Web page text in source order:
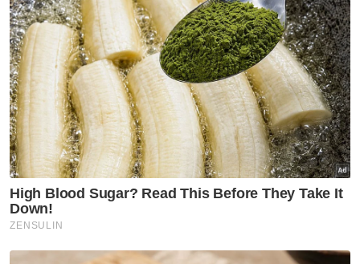
Berita Telus & Tulus menerusi E-Mel setiap
hari!
Sementara itu, seorang saksi yang mahu